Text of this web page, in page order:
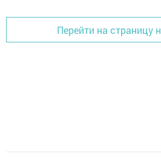
Перейти на страницу